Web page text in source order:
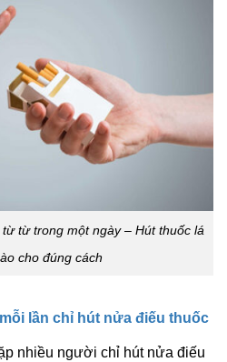
từ trong một ngày – Hút thuốc lá
cho đúng cách
lần chỉ hút nửa điếu thuốc
nhiều người chỉ hút nửa điếu